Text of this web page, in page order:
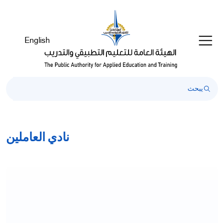
English
نادي العاملين